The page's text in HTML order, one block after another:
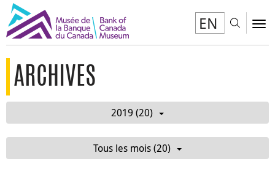
EN
ARCHIVES
2019 (20)
Tous les mois (20)